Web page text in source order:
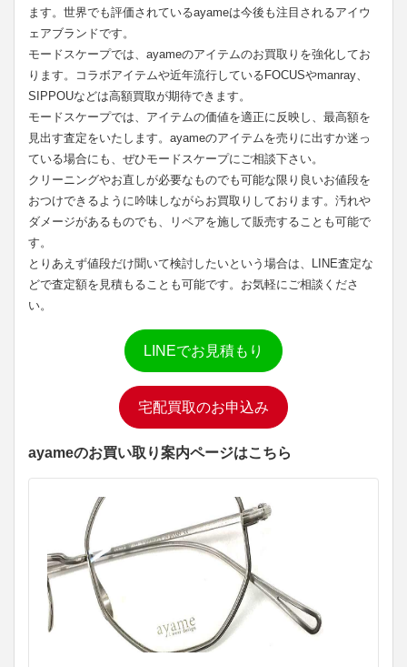
ます。世界でも評価されているayameは今後も注目されるアイウ
ェアブランドです。
モードスケープでは、ayameのアイテムのお買取りを強化してお
ります。コラボアイテムや近年流行しているFOCUSやmanray、
SIPPOUなどは高額買取が期待できます。
モードスケープでは、アイテムの価値を適正に反映し、最高額を
見出す査定をいたします。ayameのアイテムを売りに出すか迷っ
ている場合にも、ぜひモードスケープにご相談下さい。
クリーニングやお直しが必要なものでも可能な限り良いお値段を
おつけできるように吟味しながらお買取りしております。汚れや
ダメージがあるものでも、リペアを施して販売することも可能で
す。
とりあえず値段だけ聞いて検討したいという場合は、LINE査定な
どで査定額を見積もることも可能です。お気軽にご相談くださ
い。
LINEでお見積もり
宅配買取のお申込み
ayameのお買い取り案内ページはこちら